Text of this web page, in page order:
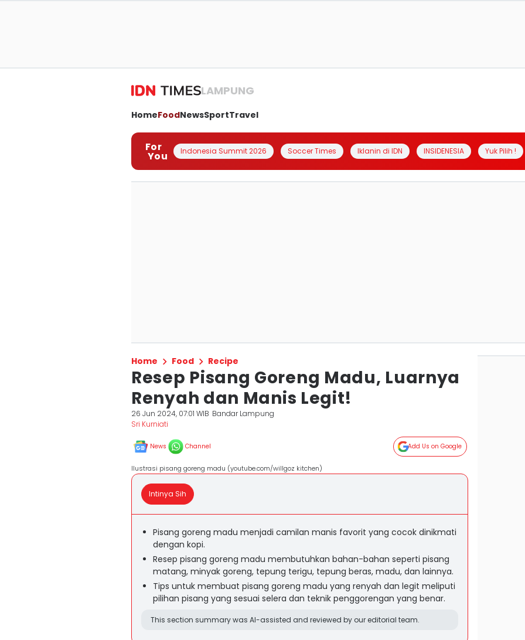
LAMPUNG
HomeFoodNewsSportTravel
For
You Indonesia Summit 2026 Soccer Times Iklanin di IDN INSIDENESIA Yuk Pilih !
Home Food Recipe
Resep Pisang Goreng Madu, Luarnya
Renyah dan Manis Legit!
26 Jun 2024, 07:01 WIB Bandar Lampung
Sri Kurniati
News Channel Add Us on Google
Ilustrasi pisang goreng madu (youtube.com/willgoz kitchen)
Intinya Sih
Pisang goreng madu menjadi camilan manis favorit yang cocok dinikmati
dengan kopi.
Resep pisang goreng madu membutuhkan bahan-bahan seperti pisang
matang, minyak goreng, tepung terigu, tepung beras, madu, dan lainnya.
Tips untuk membuat pisang goreng madu yang renyah dan legit meliputi
pilihan pisang yang sesuai selera dan teknik penggorengan yang benar.
This section summary was AI-assisted and reviewed by our editorial team.